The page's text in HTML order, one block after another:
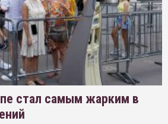
стал самым жарким в